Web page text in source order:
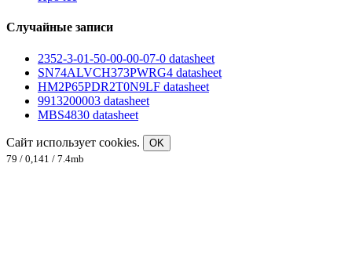
Случайные записи
2352-3-01-50-00-00-07-0 datasheet
SN74ALVCH373PWRG4 datasheet
HM2P65PDR2T0N9LF datasheet
9913200003 datasheet
MBS4830 datasheet
Сайт использует cookies.
OK
79 / 0,141 / 7.4mb